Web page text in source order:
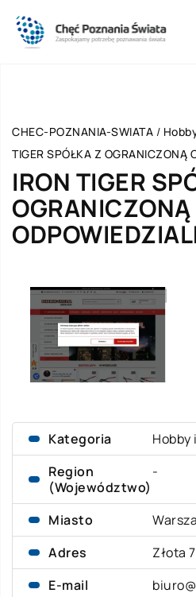
CHEC-POZNANIA-SWIATA /
TIGER SPÓŁKA Z OGRANICZONĄ
IRON TIGER
OGRANICZONĄ
Kategoria
Region
(Województwo)
-
Miasto
Adres
Złota
E-mail